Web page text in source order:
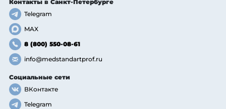
Контакты в Санкт-Петербурге
Telegram
MAX
8 (800) 550-08-61
info@medstandartprof.ru
Социальные сети
ВКонтакте
Telegram